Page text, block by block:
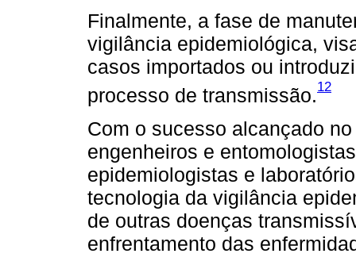
Finalmente, a fase de
vigilância epidemiológica,
casos importados ou
processo de transmissão.12
Com o sucesso alcançado
engenheiros e
epidemiologistas e
tecnologia da vigilância
de outras doenças
enfrentamento das